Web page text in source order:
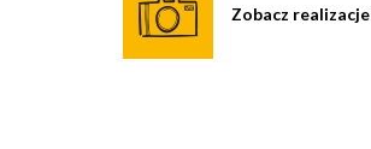
Zobacz realizacje